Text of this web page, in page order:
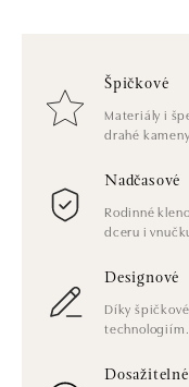
Špičkové
Materiály i
drahé
Nadčasové
Rodinné
dceru i
Designové
Díky
technologiím.
Dosažitelné